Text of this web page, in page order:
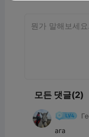
모든 댓글(2)
ага